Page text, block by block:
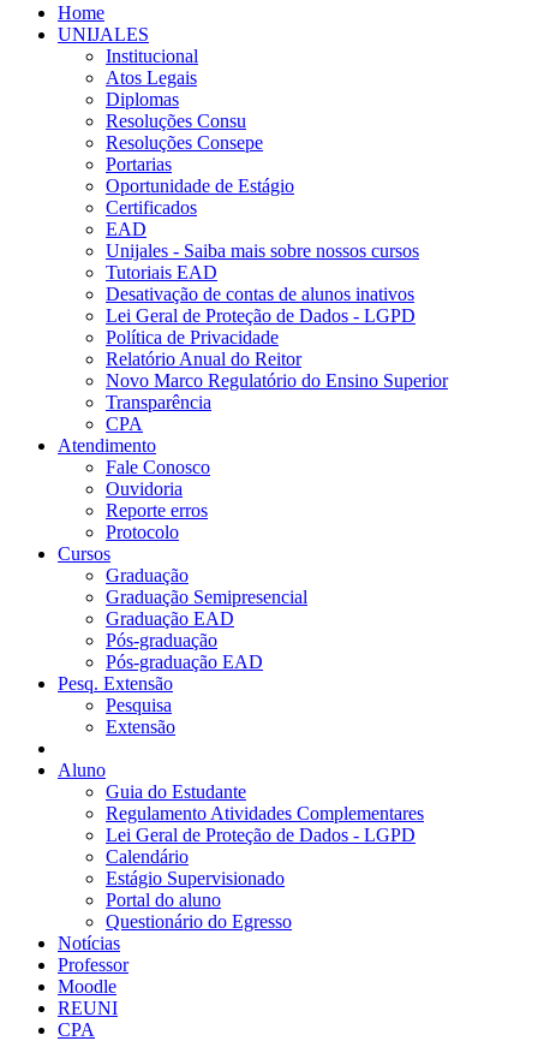
Home
UNIJALES
Institucional
Atos Legais
Diplomas
Resoluções Consu
Resoluções Consepe
Portarias
Oportunidade de Estágio
Certificados
EAD
Unijales - Saiba mais sobre nossos cursos
Tutoriais EAD
Desativação de contas de alunos inativos
Lei Geral de Proteção de Dados - LGPD
Política de Privacidade
Relatório Anual do Reitor
Novo Marco Regulatório do Ensino Superior
Transparência
CPA
Atendimento
Fale Conosco
Ouvidoria
Reporte erros
Protocolo
Cursos
Graduação
Graduação Semipresencial
Graduação EAD
Pós-graduação
Pós-graduação EAD
Pesq. Extensão
Pesquisa
Extensão
Aluno
Guia do Estudante
Regulamento Atividades Complementares
Lei Geral de Proteção de Dados - LGPD
Calendário
Estágio Supervisionado
Portal do aluno
Questionário do Egresso
Notícias
Professor
Moodle
REUNI
CPA